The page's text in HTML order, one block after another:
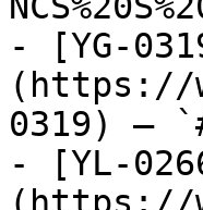
- [YG-
(https://
0319) —
- [YL-